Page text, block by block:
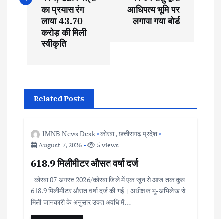
v
का प्रयास रंग
लाया 43.70
करोड़ की मिली
स्वीकृति
आधिपत्य भूमि पर
लगाया गया बोर्ड
Related Posts
IMNB News Desk कोरबा, छत्तीसगढ़ प्रदेश
August 7, 2026
5 views
618.9 मिलीमीटर औसत वर्षा दर्ज
कोरबा 07 अगस्त 2026/कोरबा जिले में एक जून से आज तक कुल
618.9 मिलीमीटर औसत वर्षा दर्ज की गई। अधीक्षक भू-अभिलेख से
मिली जानकारी के अनुसार उक्त अवधि में…